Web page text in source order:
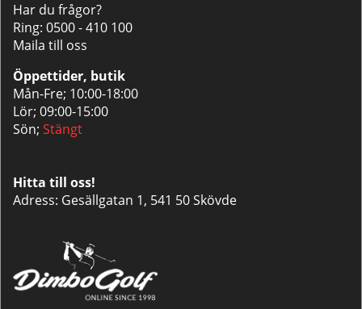
Har du frågor?
Ring: 0500 - 410 100
Maila till oss
Öppettider, butik
Mån-Fre; 10:00-18:00
Lör; 09:00-15:00
Sön; Stängt
Hitta till oss!
Adress: Gesällgatan 1, 541 50 Skövde